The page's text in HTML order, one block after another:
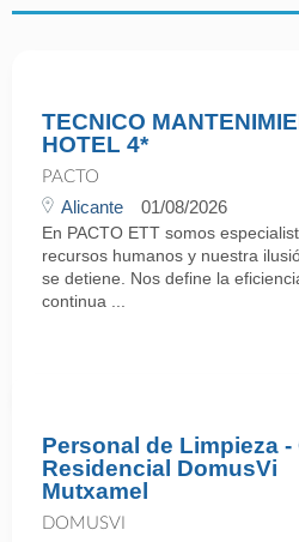
TECNICO
HOTEL 4*
PACTO
Alicante 01/08/2026
En PACTO ETT somos
recursos humanos y nuestra
se detiene. Nos define la
continua ...
Personal de Limpieza -
Residencial DomusVi
Mutxamel
DOMUSVI